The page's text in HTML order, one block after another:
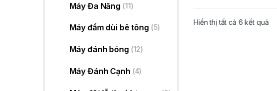
Hiển thị tất cả 6 kết quả
Máy Đa Năng (11)
Máy đầm dùi bê tông (5)
Máy đánh bóng (12)
Máy Đánh Cạnh (4)